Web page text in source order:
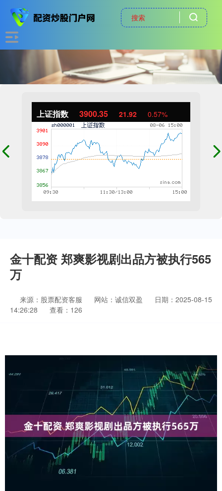
上证指数 3900.35 21.92 0.57%
金十配资 郑爽影视剧出品方被执行565
万
来源：股票配资客服 网站：诚信双盈
日期：2025-08-15
14:26:28
查看：126